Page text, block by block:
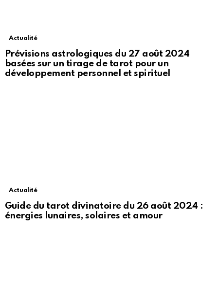
Actualité
Prévisions astrologiques du 27 août 2024
basées sur un tirage de tarot pour un
développement personnel et spirituel
Actualité
Guide du tarot divinatoire du 26 août 2024 :
énergies lunaires, solaires et amour